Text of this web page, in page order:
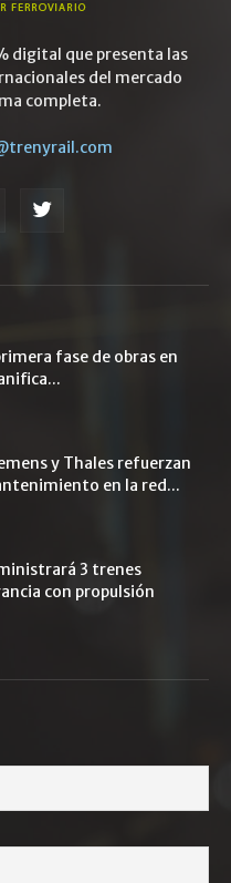
digital que presenta las
del mercado
completa.
fase de obras en
y Thales refuerzan
en la red...
3 trenes
con propulsión